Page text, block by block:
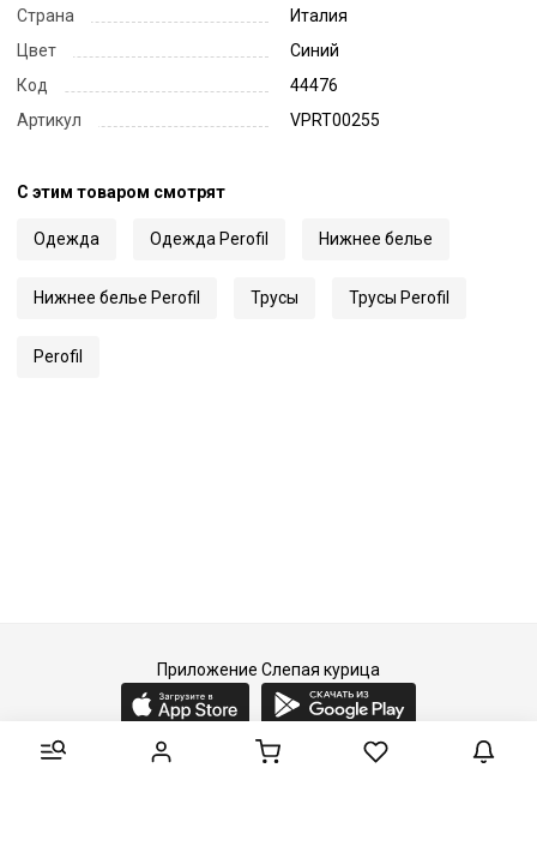
Страна
Италия
Цвет
Синий
Код
44476
Артикул
VPRT00255
С этим товаром смотрят
Одежда Одежда Perofil Нижнее белье
Нижнее белье Perofil Трусы Трусы Perofil
Perofil
Приложение Слепая курица
2015-2026 © Слепая курица - fashion concept store.